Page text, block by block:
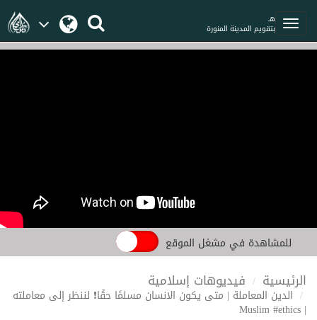
هـ
بتقويم المدينة المنورة
للمشاهدة في مشغل الموقع
الرئيسية فيديوهات إسلامية
الدين المعاملة | متى يكون الانسان مسلمًا حقًا❗ لننظر إلى معاملته
| Muslim #ethics